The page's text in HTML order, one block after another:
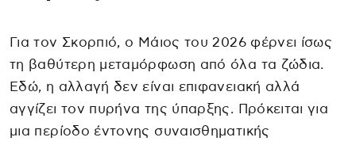
Για τον Σκορπιό, ο Μάιος του 2026 φέρνει ίσως
τη βαθύτερη μεταμόρφωση από όλα τα ζώδια.
Εδώ, η αλλαγή δεν είναι επιφανειακή αλλά
αγγίζει τον πυρήνα της ύπαρξης. Πρόκειται για
μια περίοδο έντονης συναισθηματικής